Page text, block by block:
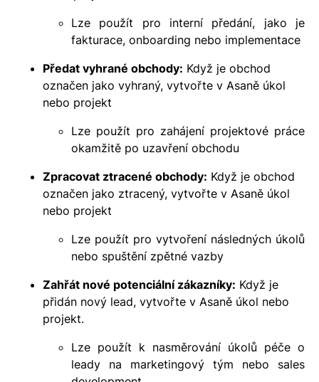
Lze použít pro interní předání, jako je
fakturace, onboarding nebo implementace
Předat vyhrané obchody: Když je obchod
označen jako vyhraný, vytvořte v Asaně úkol
nebo projekt
Lze použít pro zahájení projektové práce
okamžitě po uzavření obchodu
Zpracovat ztracené obchody: Když je obchod
označen jako ztracený, vytvořte v Asaně úkol
nebo projekt
Lze použít pro vytvoření následných úkolů
nebo spuštění zpětné vazby
Zahřát nové potenciální zákazníky: Když je
přidán nový lead, vytvořte v Asaně úkol nebo
projekt.
Lze použít k nasměrování úkolů péče o
leady na marketingový tým nebo sales